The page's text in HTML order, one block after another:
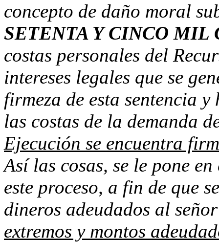
concepto de daño moral
SETENTA Y CINCO MIL
costas personales del
intereses legales que se
firmeza de esta sentencia
las costas de la demanda
Ejecución se encuentra
Así las cosas, se le pone
este proceso, a fin de que
dineros adeudados al
extremos y montos